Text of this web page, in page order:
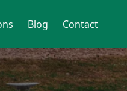
Blog Contact